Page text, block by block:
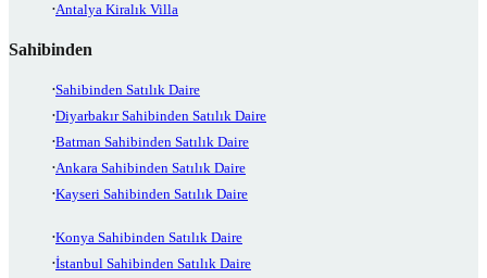
Antalya Kiralık Villa
Sahibinden
Sahibinden Satılık Daire
Diyarbakır Sahibinden Satılık Daire
Batman Sahibinden Satılık Daire
Ankara Sahibinden Satılık Daire
Kayseri Sahibinden Satılık Daire
Konya Sahibinden Satılık Daire
İstanbul Sahibinden Satılık Daire